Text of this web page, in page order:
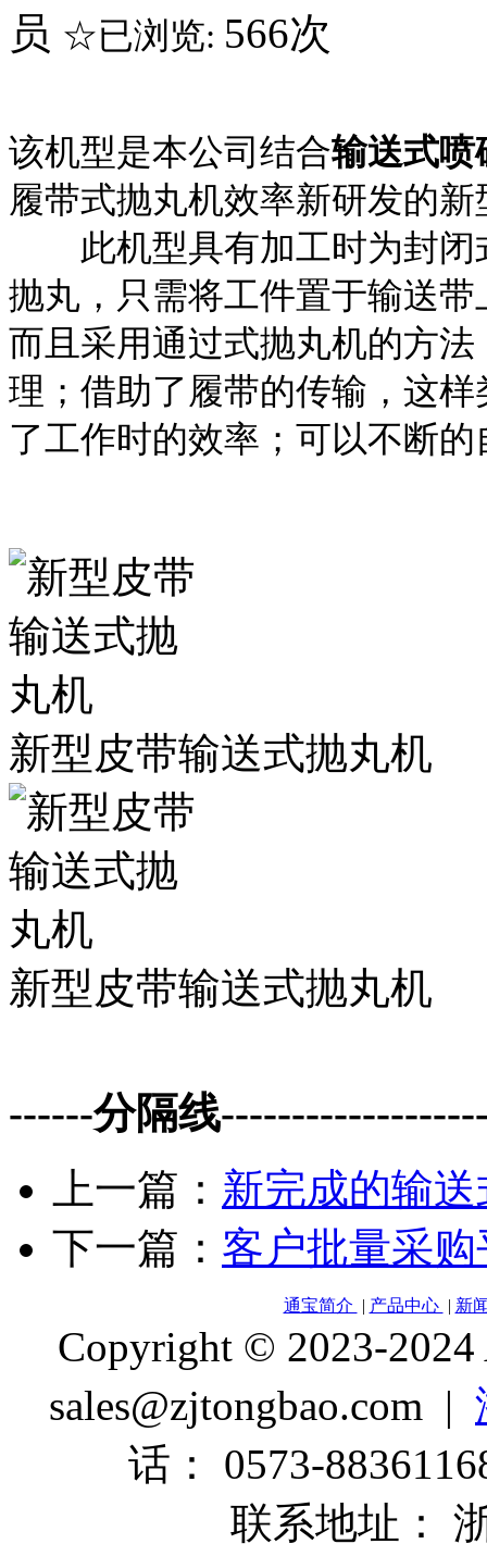
员 ☆已浏览: 566次
该机型是本公司结合输送式喷
履带式抛丸机效率新研发的新
此机型具有加工时为封闭
抛丸，只需将工件置于输送
而且采用通过式抛丸机的方
理；借助了履带的传输，这
了工作时的效率；可以不断
新型皮带输送式抛丸机
新型皮带输送式抛丸机
------分隔线
上一篇： 新完成的输
下一篇： 客户批量采
通宝简介 | 产品中心 | 新
Copyright © 2023-
sales@zjtongbao.com |
话： 0573-
联系地址：